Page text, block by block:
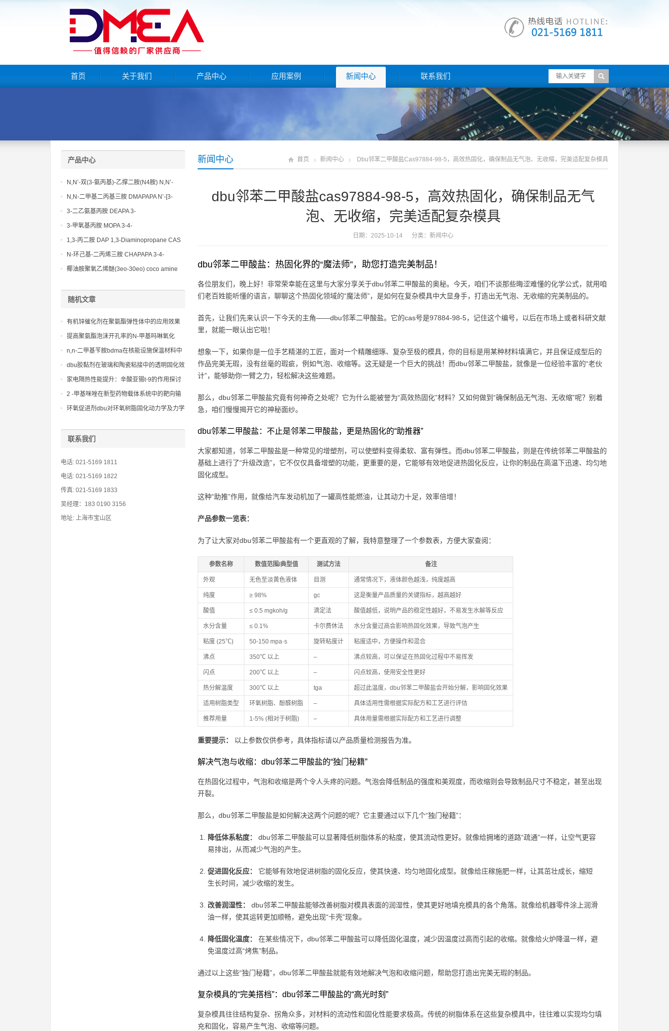
首页 关于我们 产品中心 应用案例 新闻中心 联系我们
新闻中心 首页 新闻中心 Dbu邻苯二甲酸盐cas97884-98-5，高效热固化，确保制品无气泡、无收缩，完美适配复杂模具
dbu邻苯二甲酸盐cas97884-98-5，高效热固化，确保制品无气
泡、无收缩，完美适配复杂模具
日期：2025-10-14 分类： 新闻中心
dbu邻苯二甲酸盐：热固化界的“魔法师”，助您打造完美制品！
各位朋友们，晚上好！非常荣幸能在这里与大家分享关于dbu邻苯二甲酸盐的奥秘。今天，咱们不谈那些晦涩难懂的化学公式，就用咱
们老百姓能听懂的语言，聊聊这个热固化领域的“魔法师”，是如何在复杂模具中大显身手，打造出无气泡、无收缩的完美制品的。
首先，让我们先来认识一下今天的主角——dbu邻苯二甲酸盐。它的cas号是97884-98-5，记住这个编号，以后在市场上或者科研文献
里，就能一眼认出它啦！
想象一下，如果你是一位手艺精湛的工匠，面对一个精雕细琢、复杂至极的模具，你的目标是用某种材料填满它，并且保证成型后的
作品完美无瑕，没有丝毫的瑕疵，例如气泡、收缩等。这无疑是一个巨大的挑战！而dbu邻苯二甲酸盐，就像是一位经验丰富的“老伙
计”，能够助你一臂之力，轻松解决这些难题。
那么，dbu邻苯二甲酸盐究竟有何神奇之处呢？它为什么能被誉为“高效热固化”材料？又如何做到“确保制品无气泡、无收缩”呢？别着
急，咱们慢慢揭开它的神秘面纱。
dbu邻苯二甲酸盐：不止是邻苯二甲酸盐，更是热固化的“助推器”
大家都知道，邻苯二甲酸盐是一种常见的增塑剂，可以使塑料变得柔软、富有弹性。而dbu邻苯二甲酸盐，则是在传统邻苯二甲酸盐的
基础上进行了“升级改造”，它不仅仅具备增塑的功能，更重要的是，它能够有效地促进热固化反应，让你的制品在高温下迅速、均匀地
固化成型。
这种“助推”作用，就像给汽车发动机加了一罐高性能燃油，让其动力十足，效率倍增！
产品参数一览表：
为了让大家对dbu邻苯二甲酸盐有一个更直观的了解，我特意整理了一个参数表，方便大家查阅：
参数名称 数值范围/典型值 测试方法 备注
外观 无色至淡黄色液体 目测 通常情况下，液体颜色越浅，纯度越高
纯度 ≥ 98% gc 这是衡量产品质量的关键指标，越高越好
酸值 ≤ 0.5 mgkoh/g 滴定法 酸值越低，说明产品的稳定性越好，不易发生水解等反应
水分含量 ≤ 0.1% 卡尔费休法 水分含量过高会影响热固化效果，导致气泡产生
粘度 (25℃) 50-150 mpa·s 旋转粘度计 粘度适中，方便操作和混合
沸点 350℃ 以上 – 沸点较高，可以保证在热固化过程中不易挥发
闪点 200℃ 以上 – 闪点较高，使用安全性更好
热分解温度 300℃ 以上 tga 超过此温度，dbu邻苯二甲酸盐会开始分解，影响固化效果
适用树脂类型 环氧树脂、酚醛树脂 – 具体适用性需根据实际配方和工艺进行评估
推荐用量 1-5% (相对于树脂) – 具体用量需根据实际配方和工艺进行调整
重要提示： 以上参数仅供参考，具体指标请以产品质量检测报告为准。
解决气泡与收缩：dbu邻苯二甲酸盐的“独门秘籍”
在热固化过程中，气泡和收缩是两个令人头疼的问题。气泡会降低制品的强度和美观度，而收缩则会导致制品尺寸不稳定，甚至出现
开裂。
那么，dbu邻苯二甲酸盐是如何解决这两个问题的呢？它主要通过以下几个“独门秘籍”：
降低体系粘度：
dbu邻苯二甲酸盐可以显著降低树脂体系的粘度，使其流动性更好。就像给拥堵的道路“疏通”一样，让空气更容
易排出，从而减少气泡的产生。
促进固化反应：
它能够有效地促进树脂的固化反应，使其快速、均匀地固化成型。就像给庄稼施肥一样，让其茁壮成长，缩短
生长时间，减少收缩的发生。
改善润湿性：
dbu邻苯二甲酸盐能够改善树脂对模具表面的润湿性，使其更好地填充模具的各个角落。就像给机器零件涂上润滑
油一样，使其运转更加顺畅，避免出现“卡壳”现象。
降低固化温度：
在某些情况下，dbu邻苯二甲酸盐可以降低固化温度，减少因温度过高而引起的收缩。就像给火炉降温一样，避
免温度过高“烤焦”制品。
通过以上这些“独门秘籍”，dbu邻苯二甲酸盐就能有效地解决气泡和收缩问题，帮助您打造出完美无瑕的制品。
复杂模具的“完美搭档”：dbu邻苯二甲酸盐的“高光时刻”
复杂模具往往结构复杂、拐角众多，对材料的流动性和固化性能要求极高。传统的树脂体系在这些复杂模具中，往往难以实现均匀填
充和固化，容易产生气泡、收缩等问题。
产品中心
N,N’-双(3-氨丙基)-乙撑二胺(N4胺) N,N’-
Bis(3-aminopropyl)-ethylenediamine CAS
No10563-26-5
N,N-二甲基二丙基三胺 DMAPAPA N’-[3-
(dimethylamino)propyllpropane-1,3-
diamine CAS No10563-29-8
3-二乙氨基丙胺 DEAPA 3-
(Diethylamino)propylamine CAS No 104-
3-甲氧基丙胺 MOPA 3-4-
Methoxypropylamine CAS No 5332-73-0
1,3-丙二胺 DAP 1,3-Diaminopropane CAS
No 109-76-2
N-环己基-二丙烯三胺 CHAPAPA 3-4-
Methoxypropylamine CAS No:5332-73-0
椰油胺聚氧乙烯醚(3eo-30eo) coco amine
随机文章
有机锌催化剂在聚氨酯弹性体中的应用效果
提高聚氨酯泡沫开孔率的N-甲基吗啉氧化
物：通过其对发泡和凝胶反应的特定影响，
有助于实现泡沫的开孔控制，适用于吸音材
n,n-二甲基苄胺bdma在核能设施保温材料中
的独特贡献：安全的原则体现
dbu胶黏剂在玻璃和陶瓷粘接中的透明固化效
果
家电隔热性能提升：辛酸亚锡t-9的作用探讨
2 -甲基咪唑在新型药物载体系统中的靶向输
送能力
环氧促进剂dbu对环氧树脂固化动力学及力学
联系我们
电话: 021-5169 1811
电话: 021-5169 1822
传真: 021-5169 1833
吴经理：183 0190 3156
地址: 上海市宝山区